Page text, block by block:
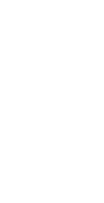
150KG cantidad